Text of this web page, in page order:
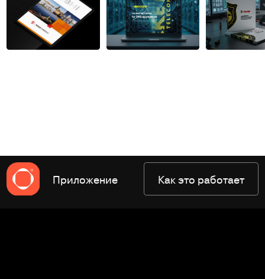
Приложение Как это работает